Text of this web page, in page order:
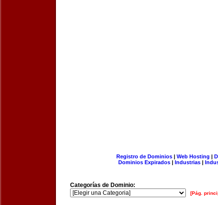
Registro de Dominios| Web Hosting |
Dominios Expirados | Industrias |
Categorías de Dominio:
[Pág.